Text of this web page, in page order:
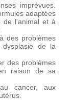
imprévues.
adaptées
de l'animal et à
des problèmes
de la
des problèmes
raison de sa
cancer, aux